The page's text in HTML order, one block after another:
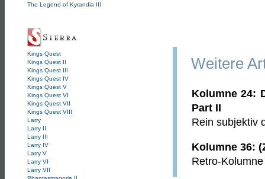
The Legend of Kyrandia III
Kings Quest
Kings Quest II
Kings Quest III
Kings Quest IV
Kings Quest V
Kings Quest VI
Kings Quest VII
Kings Quest VIII
Larry
Larry II
Larry III
Larry IV
Larry V
Larry VI
Larry VII
Weitere
Kolumne 24:
Part II
Rein subjektiv
Kolumne 36:
Retro-